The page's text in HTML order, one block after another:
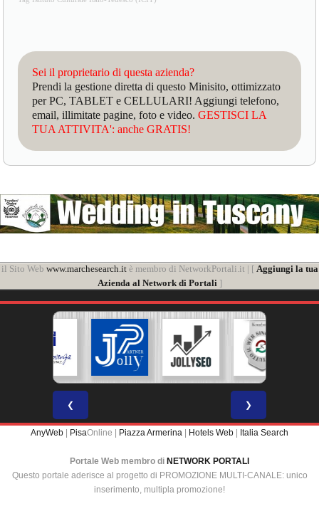
Sei il proprietario di questa azienda?
Prendi la gestione diretta di questo Minisito, ottimizzato
per PC, TABLET e CELLULARI! Aggiungi telefono,
email, illimitate pagine, foto e video.GESTISCI LA
TUA ATTIVITA': anche GRATIS!
il Sito Web www.marchesearch.itè membro di NetworkPortali.it | [ Aggiungi la tua
Azienda al Network di Portali]
❮ ❯
AnyWeb PisaOnline | Piazza Armerina Hotels Web Italia Search
Portale Web membro di NETWORK PORTALI
Questo portale aderisce al progetto di PROMOZIONE MULTI-CANALE: unico
inserimento, multipla promozione!